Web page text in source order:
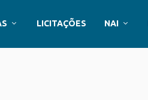
LICITAÇÕES NAI